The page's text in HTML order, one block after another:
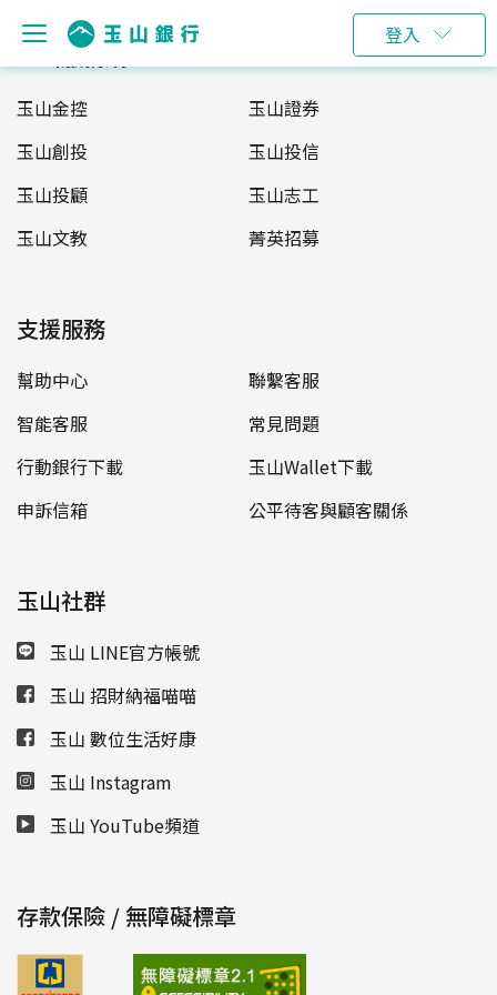
登入
玉山服務網
玉山金控
玉山證券
玉山創投
玉山投信
玉山投顧
玉山志工
玉山文教
菁英招募
支援服務
幫助中心
聯繫客服
智能客服
常見問題
行動銀行下載
玉山Wallet下載
申訴信箱
公平待客與顧客關係
玉山社群
玉山 LINE官方帳號
玉山 招財納福喵喵
玉山 數位生活好康
玉山 Instagram
玉山 YouTube頻道
存款保險 / 無障礙標章